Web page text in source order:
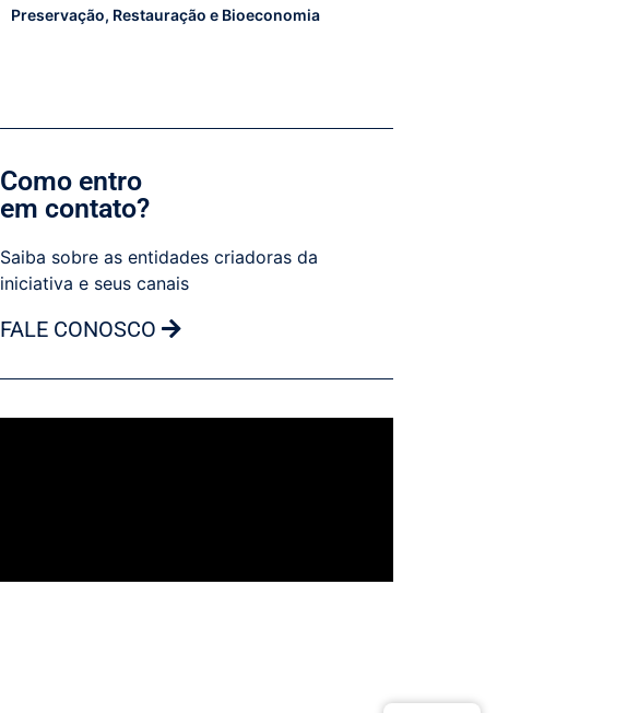
Preservação, Restauração e Bioeconomia
Como entro
em contato?
Saiba sobre as entidades criadoras da
iniciativa e seus canais
FALE CONOSCO